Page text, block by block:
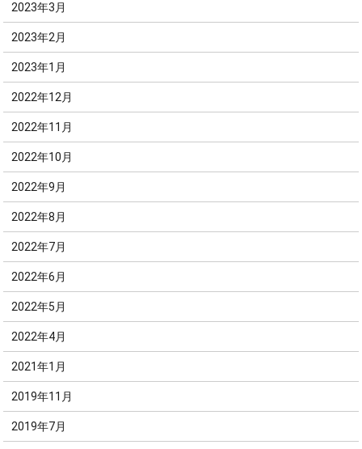
2023年3月
2023年2月
2023年1月
2022年12月
2022年11月
2022年10月
2022年9月
2022年8月
2022年7月
2022年6月
2022年5月
2022年4月
2021年1月
2019年11月
2019年7月